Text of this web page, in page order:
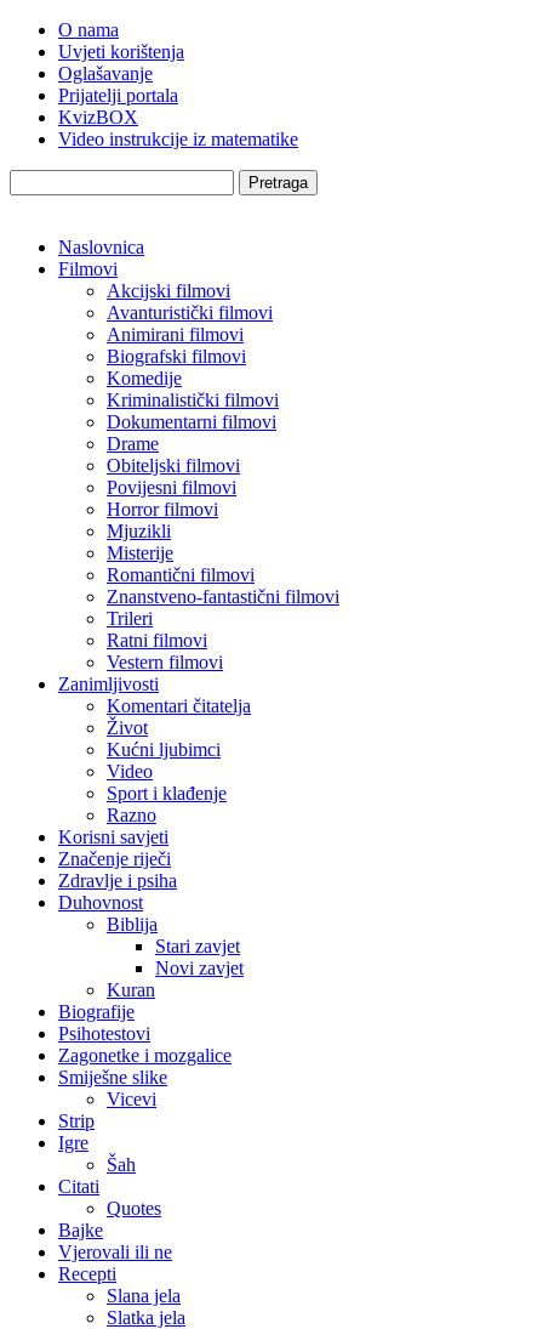
O nama
Uvjeti korištenja
Oglašavanje
Prijatelji portala
KvizBOX
Video instrukcije iz matematike
Pretraga
Naslovnica
Filmovi
Akcijski filmovi
Avanturistički filmovi
Animirani filmovi
Biografski filmovi
Komedije
Kriminalistički filmovi
Dokumentarni filmovi
Drame
Obiteljski filmovi
Povijesni filmovi
Horror filmovi
Mjuzikli
Misterije
Romantični filmovi
Znanstveno-fantastični filmovi
Trileri
Ratni filmovi
Vestern filmovi
Zanimljivosti
Komentari čitatelja
Život
Kućni ljubimci
Video
Sport i klađenje
Razno
Korisni savjeti
Značenje riječi
Zdravlje i psiha
Duhovnost
Biblija
Stari zavjet
Novi zavjet
Kuran
Biografije
Psihotestovi
Zagonetke i mozgalice
Smiješne slike
Vicevi
Strip
Igre
Šah
Citati
Quotes
Bajke
Vjerovali ili ne
Recepti
Slana jela
Slatka jela